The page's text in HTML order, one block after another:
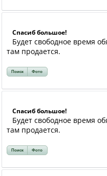
Спасиб большое!
Будет свободное время
там продается.
Поиск Фото
Спасиб большое!
Будет свободное время
там продается.
Поиск Фото